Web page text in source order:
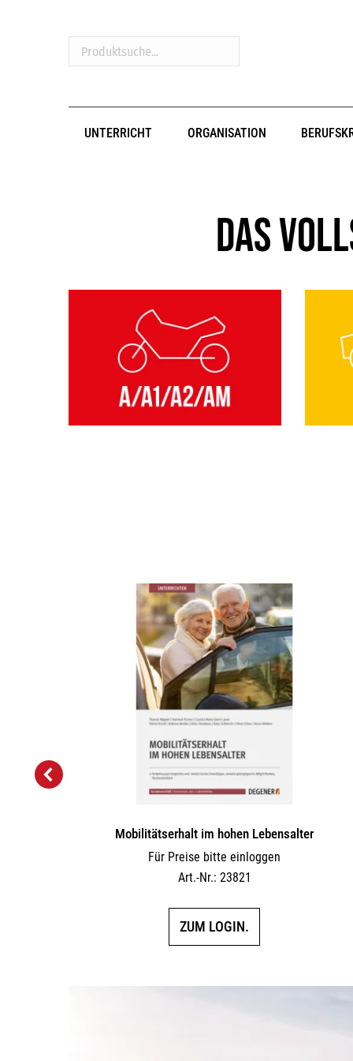
Produktsuche...
UNTERRICHT ORGANISATION
Das
Mobilitätserhalt im hohen Lebensalter
Für Preise bitte einloggen
Art.-Nr.: 23821
ZUM LOGIN.